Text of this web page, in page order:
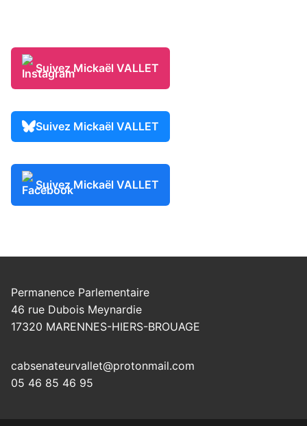
Suivez Mickaël VALLET
Suivez Mickaël VALLET
Suivez Mickaël VALLET
Permanence Parlementaire
46 rue Dubois Meynardie
17320 MARENNES-HIERS-BROUAGE
cabsenateurvallet@protonmail.com
05 46 85 46 95